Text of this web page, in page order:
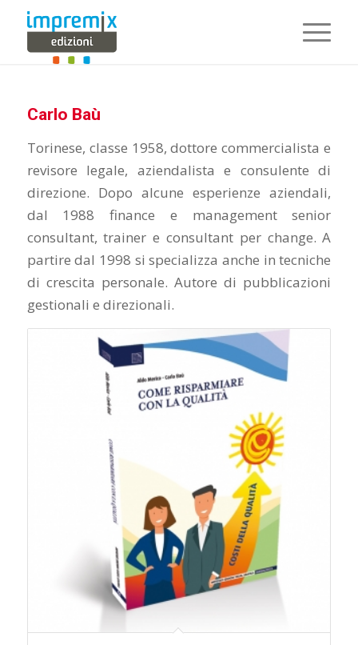
Carlo Baù
Torinese, classe 1958, dottore commercialista e
revisore legale, aziendalista e consulente di
direzione. Dopo alcune esperienze aziendali,
dal 1988 finance e management senior
consultant, trainer e consultant per change. A
partire dal 1998 si specializza anche in tecniche
di crescita personale. Autore di pubblicazioni
gestionali e direzionali.